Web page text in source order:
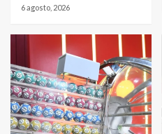
6 agosto, 2026